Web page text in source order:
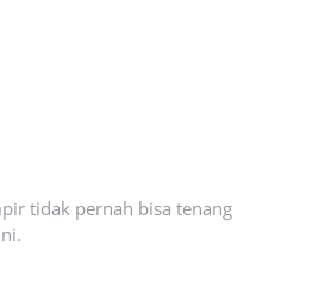
tidak pernah bisa tenang